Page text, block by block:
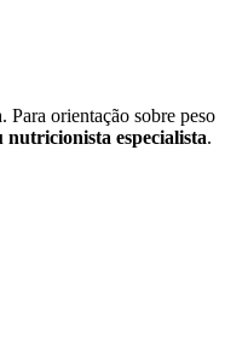
Para orientação sobre peso
nutricionista especialista.